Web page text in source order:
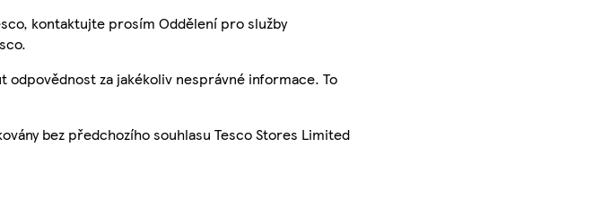
kontaktujte prosím Oddělení pro služby
za jakékoliv nesprávné informace. To
bez předchozího souhlasu Tesco Stores Limited